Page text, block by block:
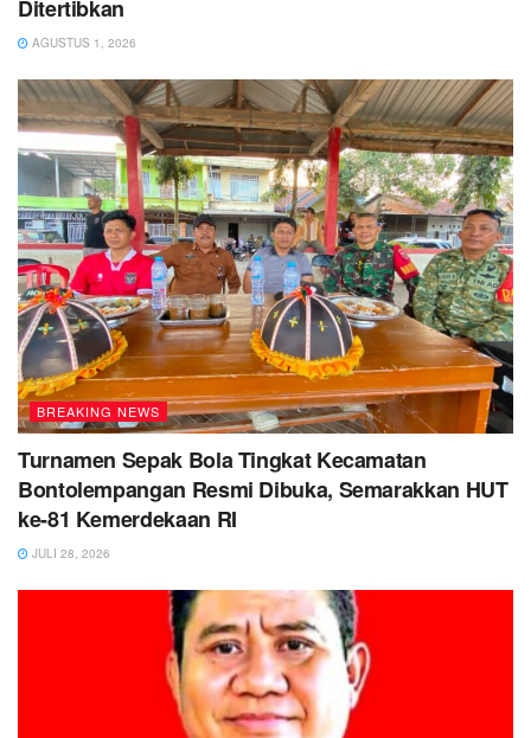
Ditertibkan
AGUSTUS 1, 2026
BREAKING NEWS
Turnamen Sepak Bola Tingkat Kecamatan
Bontolempangan Resmi Dibuka, Semarakkan HUT
ke-81 Kemerdekaan RI
JULI 28, 2026